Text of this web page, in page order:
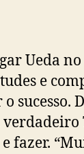
Ueda
e
sucesso.
fazer.